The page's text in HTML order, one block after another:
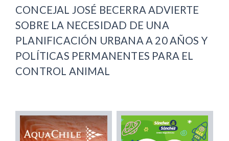
CONCEJAL JOSÉ BECERRA ADVIERTE
SOBRE LA NECESIDAD DE UNA
PLANIFICACIÓN URBANA A 20 AÑOS Y
POLÍTICAS PERMANENTES PARA EL
CONTROL ANIMAL